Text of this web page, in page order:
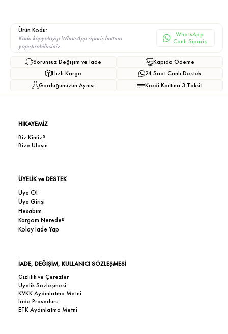
Ürün Kodu:
Kodu kopyalayıp WhatsApp sipariş hattına
yapıştırabilirsiniz.
WhatsApp
Canlı Sipariş
Sorunsuz Değişim ve İade
Hızlı Kargo
Gördüğünüzün Aynısı
Kapıda Ödeme
24 Saat Canlı Destek
Kredi Kartına 3 Taksit
HİKAYEMİZ
Biz Kimiz?
Bize Ulaşın
ÜYELİK ve DESTEK
Üye Ol
Üye Girişi
Hesabım
Kargom Nerede?
Kolay İade Yap
İADE, DEĞİŞİM, KULLANICI SÖZLEŞMESİ
Gizlilik ve Çerezler
Üyelik Sözleşmesi
KVKK Aydınlatma Metni
İade Prosedürü
ETK Aydınlatma Metni